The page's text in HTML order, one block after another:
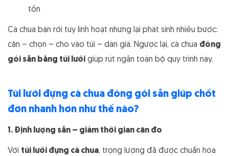
tồn
Cà chua bán rời tuy linh hoạt nhưng lại phát sinh nhiều bước:
cân – chọn – cho vào túi – dán giá. Ngược lại, cà chua đóng
gói sẵn bằng túi lưới giúp rút ngắn toàn bộ quy trình này.
Túi lưới đựng cà chua đóng gói sẵn giúp chốt
đơn nhanh hơn như thế nào?
1. Định lượng sẵn – giảm thời gian cân đo
Với túi lưới đựng cà chua, trọng lượng đã được chuẩn hóa